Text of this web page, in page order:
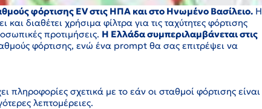
φόρτισης EV στις ΗΠΑ και στο Ηνωμένο Βασίλειο. Η
διαθέτει χρήσιμα φίλτρα για τις ταχύτητες φόρτισης
προτιμήσεις. Η Ελλάδα συμπεριλαμβάνεται στις
φόρτισης, ενώ ένα prompt θα σας επιτρέψει να
πληροφορίες σχετικά με το εάν οι σταθμοί φόρτισης είναι
λεπτομέρειες.